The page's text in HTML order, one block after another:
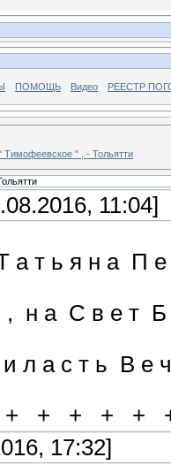
ПОМОЩЬ Видео РЕЕСТР
" , - Тольятти
11:04]
т ь я н а П
н а С в е т Б
а с т ь В е
+ + + +
17:32]